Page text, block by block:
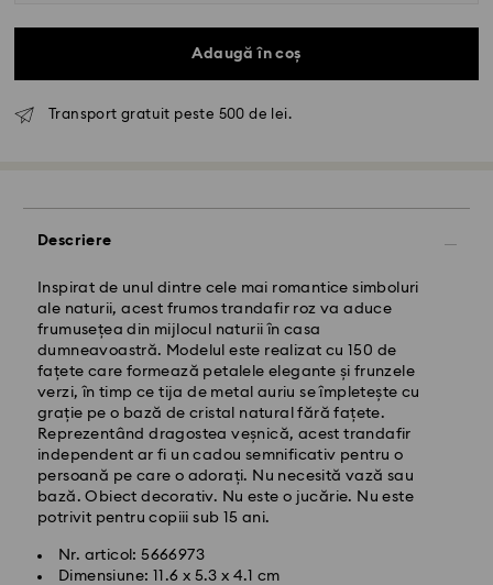
Adaugă în coș
Transport gratuit peste 500 de lei.
Descriere
Inspirat de unul dintre cele mai romantice simboluri
ale naturii, acest frumos trandafir roz va aduce
frumusețea din mijlocul naturii în casa
dumneavoastră. Modelul este realizat cu 150 de
fațete care formează petalele elegante și frunzele
verzi, în timp ce tija de metal auriu se împletește cu
grație pe o bază de cristal natural fără fațete.
Reprezentând dragostea veșnică, acest trandafir
independent ar fi un cadou semnificativ pentru o
persoană pe care o adorați. Nu necesită vază sau
bază. Obiect decorativ. Nu este o jucărie. Nu este
potrivit pentru copiii sub 15 ani.
Nr. articol: 5666973
Dimensiune: 11.6 x 5.3 x 4.1 cm
Livrare standard - GLS
10:00 CET vor fi procesate și expediate în aceeași zi
lucrătoare.
Termen de livrare standard: 4 zile lucrătoare după
procesare și expediere
Costul de expediere standard: RON 30
Livrare standard gratuită peste: RON 500
Livrare expres - FedEx
Comenzile plasate de luni până vineri până la ora
14:30 CET vor fi procesate și expediate în aceeași zi
lucrătoare.
Timp de livrare expres: 1-2 zi lucrătoare după